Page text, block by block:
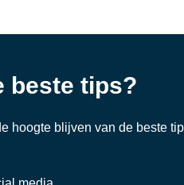
beste tips?
hoogte blijven van de beste